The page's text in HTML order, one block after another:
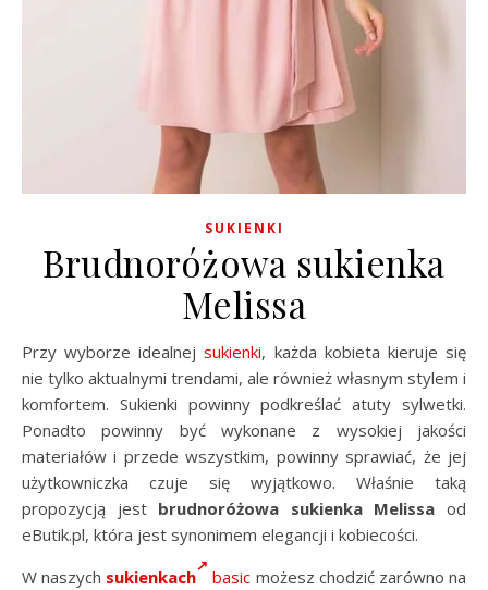
SUKIENKI
Brudnoróżowa sukienka
Melissa
Przy wyborze idealnejsukienki, każda kobieta kieruje się
nie tylko aktualnymi trendami, ale również własnym stylem i
komfortem. Sukienki powinny podkreślać atuty sylwetki.
Ponadto powinny być wykonane z wysokiej jakości
materiałów i przede wszystkim, powinny sprawiać, że jej
użytkowniczka czuje się wyjątkowo. Właśnie taką
propozycją jest brudnoróżowa sukienka Melissa od
eButik.pl, która jest synonimem elegancji i kobiecości.
W naszych sukienkach basic możesz chodzić zarówno na